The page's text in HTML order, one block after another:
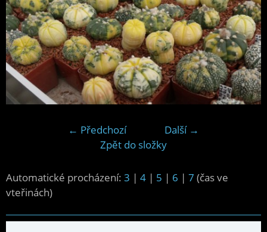
← Předchozí
Další →
Zpět do složky
Automatické procházení: 3 | 4 | 5 | 6 | 7 (čas ve
vteřinách)